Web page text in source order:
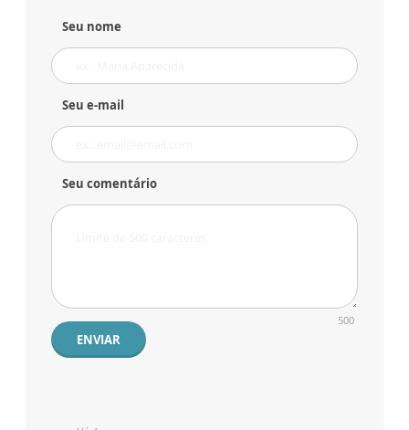
Seu nome
Seu e-mail
Seu comentário
500
ENVIAR